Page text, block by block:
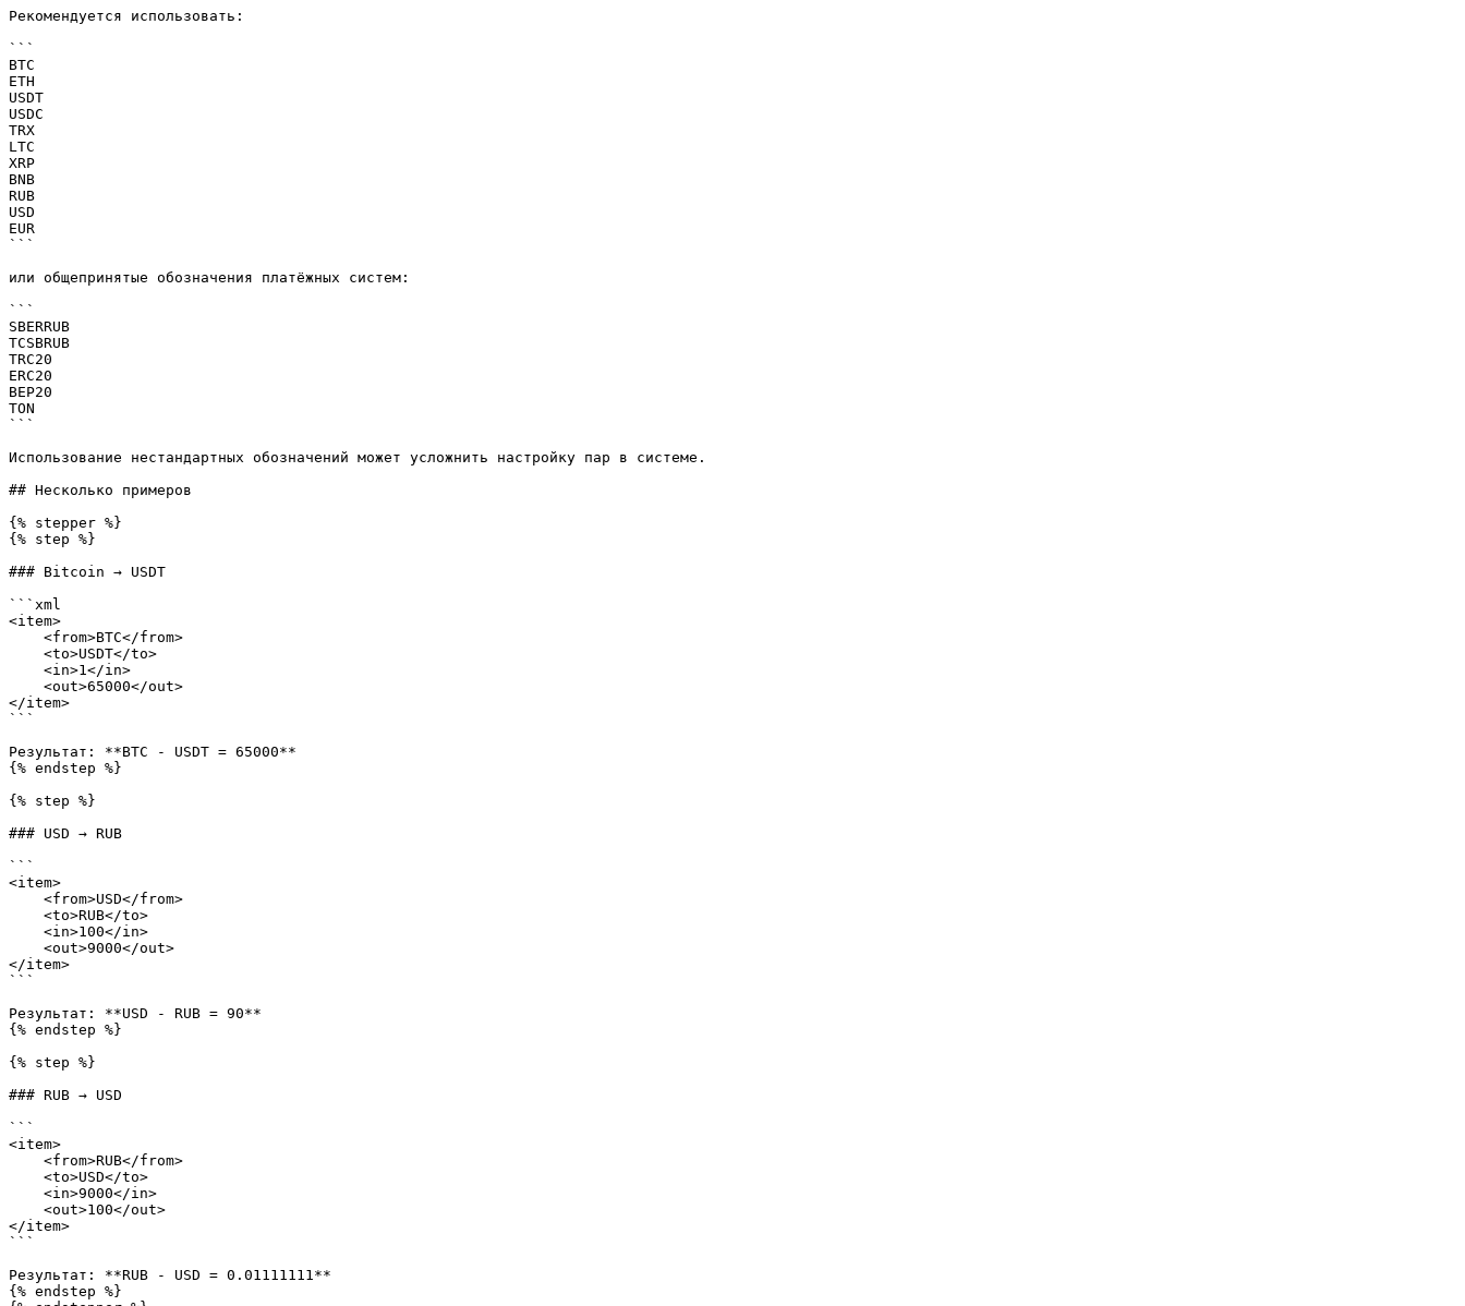
Рекомендуется использовать:
```
BTC
ETH
USDT
USDC
TRX
LTC
XRP
BNB
RUB
USD
EUR
```
или общепринятые обозначения платёжных систем:
```
SBERRUB
TCSBRUB
TRC20
ERC20
BEP20
TON
```
Использование нестандартных обозначений может усложнить настройку пар в системе.
## Несколько примеров
{% stepper %}
{% step %}
### Bitcoin → USDT
```xml
<item>
</item>
```
Результат: **BTC - USDT = 65000**
{% endstep %}
{% step %}
### USD → RUB
```
<item>
</item>
```
Результат: **USD - RUB = 90**
{% endstep %}
{% step %}
### RUB → USD
```
<item>
</item>
```
Результат: **RUB - USD = 0.01111111**
{% endstep %}